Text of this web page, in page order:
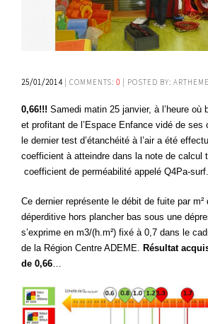
25/01/2014| COMMENTS: 0 | POSTED BY:
0,66!!! Samedi matin 25 janvier, à l’heure où
et profitant de l’Espace Enfance vidé de ses
le dernier test d’étanchéité à l’air a été
coefficient à atteindre dans la note de calcul
coefficient de perméabilité appelé Q4Pa-surf.
Ce dernier représente le débit de fuite par m²
déperditive hors plancher bas sous une
s’exprime en m3/(h.m²) fixé à 0,7 dans le
de la Région Centre ADEME. Résultat
de 0,66…